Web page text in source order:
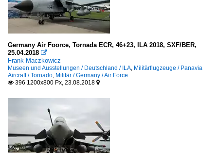
Germany Air Foorce, Tornada ECR, 46+23, ILA 2018, SXF/BER,
25.04.2018 
Frank Maczkowicz
Museen und Ausstellungen / Deutschland / ILA, Militärflugzeuge / Panavia
Aircraft / Tornado, Militär / Germany / Air Force
 396 1200x800 Px, 23.08.2018 